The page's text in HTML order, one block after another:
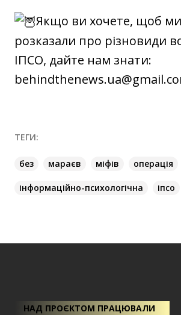
Якщо ви хочете, щоб
розказали про різновиди
ІПСО, дайте нам знати:
ТЕГИ:
без мараєв міфів операція
інформаційно-психологічна іпсо
НАД ПРОЄКТОМ ПРАЦЮВАЛИ